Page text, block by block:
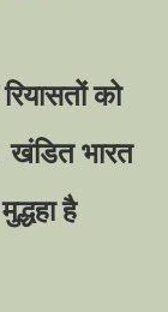
को
खंडित भारत
है